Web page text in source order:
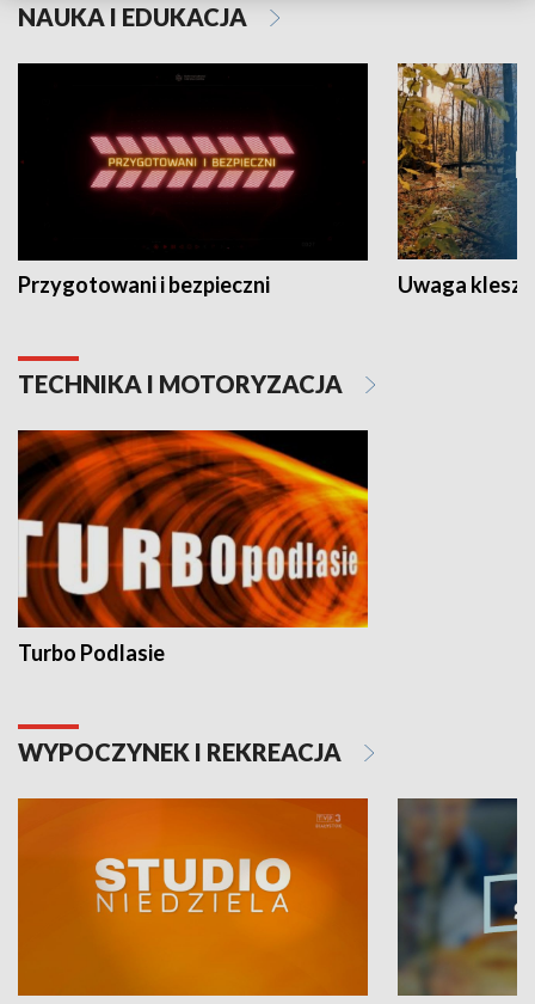
NAUKA I EDUKACJA
Przygotowani i bezpieczni Uwaga
TECHNIKA I MOTORYZACJA
Turbo Podlasie
WYPOCZYNEK I REKREACJA